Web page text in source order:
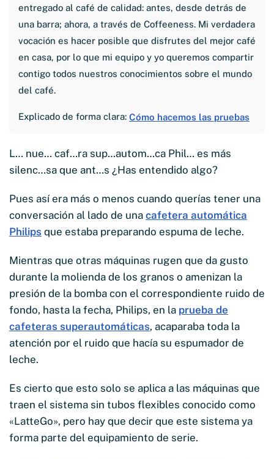
entregado al café de calidad: antes, desde detrás de
una barra; ahora, a través de Coffeeness. Mi verdadera
vocación es hacer posible que disfrutes del mejor café
en casa, por lo que mi equipo y yo queremos compartir
contigo todos nuestros conocimientos sobre el mundo
del café.
Explicado de forma clara: Cómo hacemos las pruebas
L… nue… caf…ra sup…autom…ca Phil… es más
silenc…sa que ant…s ¿Has entendido algo?
Pues así era más o menos cuando querías tener una
conversación al lado de una cafetera automática
Philips que estaba preparando espuma de leche.
Mientras que otras máquinas rugen que da gusto
durante la molienda de los granos o amenizan la
presión de la bomba con el correspondiente ruido de
fondo, hasta la fecha, Philips, en la prueba de
cafeteras superautomáticas, acaparaba toda la
atención por el ruido que hacía su espumador de
leche.
Es cierto que esto solo se aplica a las máquinas que
traen el sistema sin tubos flexibles conocido como
«LatteGo», pero hay que decir que este sistema ya
forma parte del equipamiento de serie.